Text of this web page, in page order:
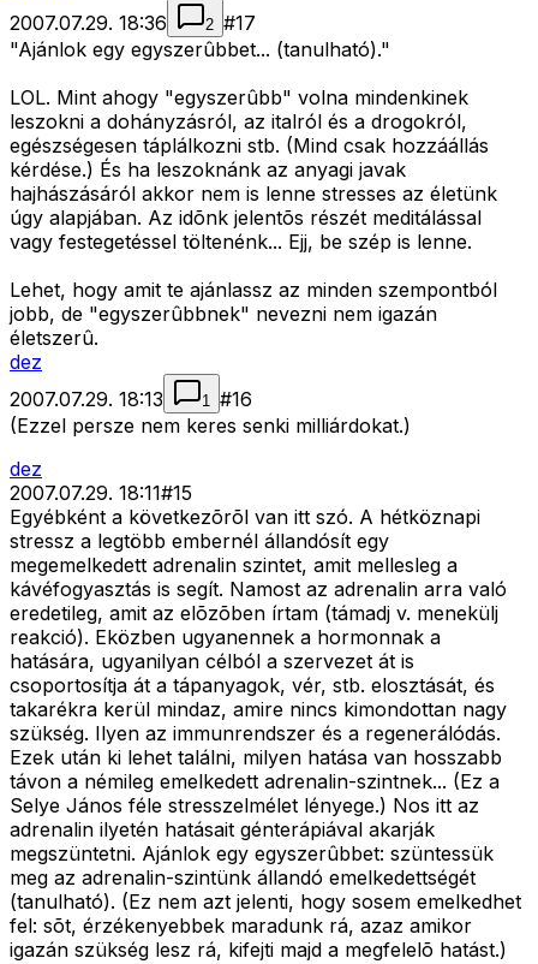
2007.07.29. 18:36
2 #17
"Ajánlok egy egyszerûbbet... (tanulható)."
LOL. Mint ahogy "egyszerûbb" volna mindenkinek
leszokni a dohányzásról, az italról és a drogokról,
egészségesen táplálkozni stb. (Mind csak hozzáállás
kérdése.) És ha leszoknánk az anyagi javak
hajhászásáról akkor nem is lenne stresses az életünk
úgy alapjában. Az idõnk jelentõs részét meditálással
vagy festegetéssel töltenénk... Ejj, be szép is lenne.
Lehet, hogy amit te ajánlassz az minden szempontból
jobb, de "egyszerûbbnek" nevezni nem igazán
életszerû.
dez
2007.07.29. 18:13
1 #16
(Ezzel persze nem keres senki milliárdokat.)
dez
2007.07.29. 18:11#15
Egyébként a következõrõl van itt szó. A hétköznapi
stressz a legtöbb embernél állandósít egy
megemelkedett adrenalin szintet, amit mellesleg a
kávéfogyasztás is segít. Namost az adrenalin arra való
eredetileg, amit az elõzõben írtam (támadj v. menekülj
reakció). Eközben ugyanennek a hormonnak a
hatására, ugyanilyan célból a szervezet át is
csoportosítja át a tápanyagok, vér, stb. elosztását, és
takarékra kerül mindaz, amire nincs kimondottan nagy
szükség. Ilyen az immunrendszer és a regenerálódás.
Ezek után ki lehet találni, milyen hatása van hosszabb
távon a némileg emelkedett adrenalin-szintnek... (Ez a
Selye János féle stresszelmélet lényege.) Nos itt az
adrenalin ilyetén hatásait génterápiával akarják
megszüntetni. Ajánlok egy egyszerûbbet: szüntessük
meg az adrenalin-szintünk állandó emelkedettségét
(tanulható). (Ez nem azt jelenti, hogy sosem emelkedhet
fel: sõt, érzékenyebbek maradunk rá, azaz amikor
igazán szükség lesz rá, kifejti majd a megfelelõ hatást.)